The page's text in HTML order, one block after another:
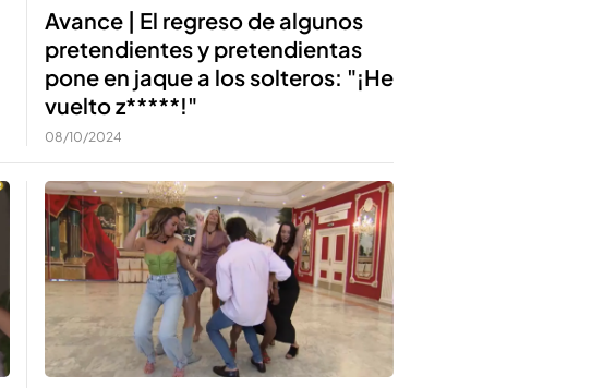
Avance | El regreso de algunos
pretendientes y pretendientas
pone en jaque a los solteros: "¡He
vuelto z*****!"
08/10/2024